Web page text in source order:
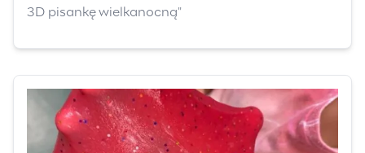
3D pisankę wielkanocną"